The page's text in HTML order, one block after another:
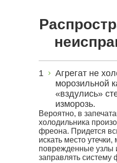
Агрегат не
морозильной
«вздулись»
изморозь.
Вероятно, в
холодильника
фреона. Придется
искать место утечки,
поврежденные узлы
заправлять систему